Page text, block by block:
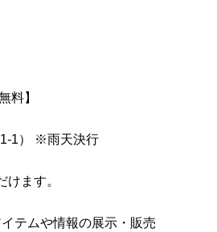
料】
1） ※雨天決行
ます。
テムや情報の展示・販売